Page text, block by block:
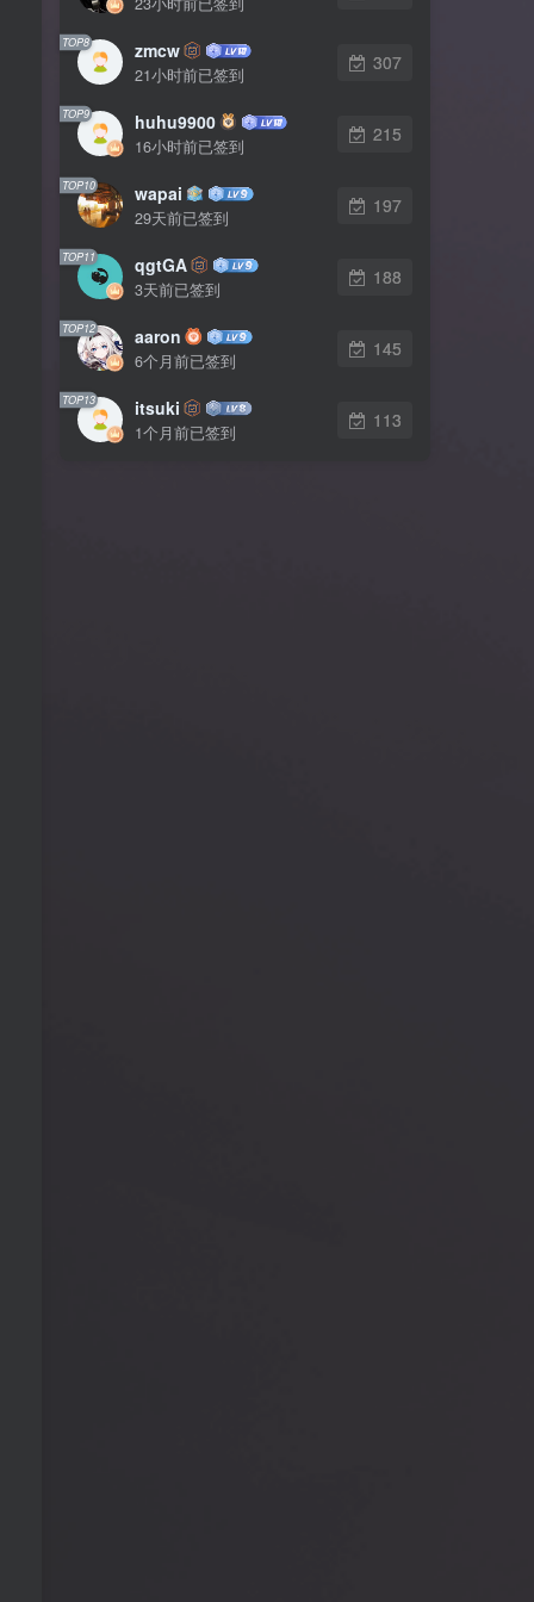
TOP8 zmcw
21小时前已签到
307
TOP9 huhu9900
16小时前已签到
215
TOP10 wapai
29天前已签到
197
TOP11 qgtGA
3天前已签到
188
TOP12 aaron
6个月前已签到
145
TOP13 itsuki
1个月前已签到
113